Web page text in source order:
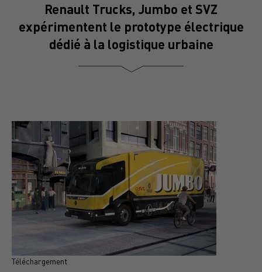
Renault Trucks, Jumbo et SVZ
expérimentent le prototype électrique
dédié à la logistique urbaine
Téléchargement